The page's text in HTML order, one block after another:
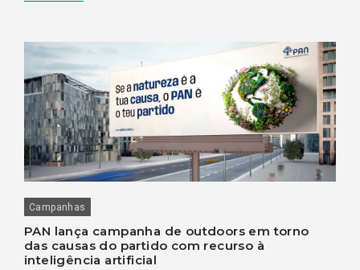
Campanhas
PAN lança campanha de outdoors em torno
das causas do partido com recurso à
inteligência artificial